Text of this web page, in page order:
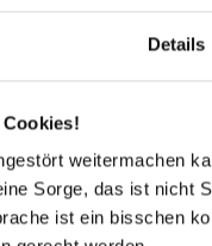
Details
weitermachen
Sorge, das ist nicht
ist ein bisschen